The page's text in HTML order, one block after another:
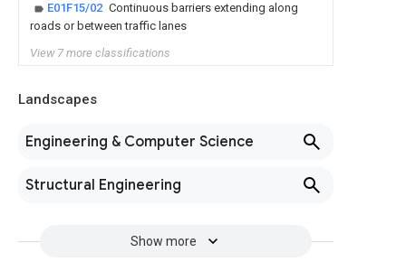
E01F15/02 Continuous barriers extending along
roads or between traffic lanes
View 7 more classifications
Landscapes
Engineering & Computer Science
Structural Engineering
Show more